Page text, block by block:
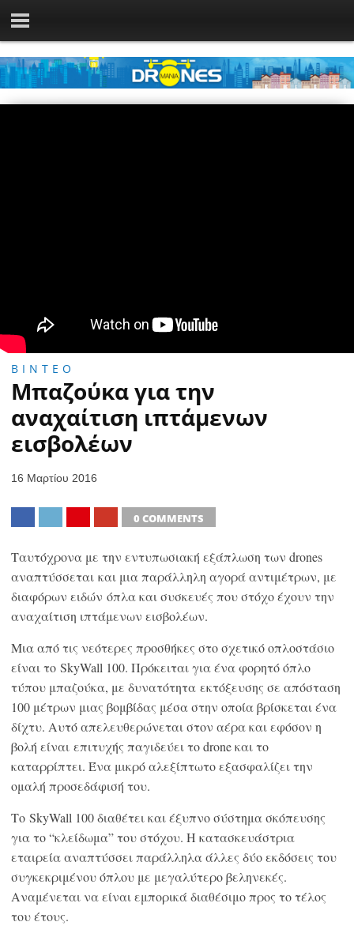
ΒΙΝΤΕΟ
Μπαζούκα για την
αναχαίτιση ιπτάμενων
εισβολέων
16 Μαρτίου 2016
0 COMMENTS
Ταυτόχρονα με την εντυπωσιακή εξάπλωση των drones
αναπτύσσεται και μια παράλληλη αγορά αντιμέτρων, με
διαφόρων ειδών όπλα και συσκευές που στόχο έχουν την
αναχαίτιση ιπτάμενων εισβολέων.
Μια από τις νεότερες προσθήκες στο σχετικό οπλοστάσιο
είναι το SkyWall 100. Πρόκειται για ένα φορητό όπλο
τύπου μπαζούκα, με δυνατότητα εκτόξευσης σε απόσταση
100 μέτρων μιας βομβίδας μέσα στην οποία βρίσκεται ένα
δίχτυ. Αυτό απελευθερώνεται στον αέρα και εφόσον η
βολή είναι επιτυχής παγιδεύει το drone και το
καταρρίπτει. Ένα μικρό αλεξίπτωτο εξασφαλίζει την
ομαλή προσεδάφισή του.
Το SkyWall 100 διαθέτει και έξυπνο σύστημα σκόπευσης
για το “κλείδωμα” του στόχου. Η κατασκευάστρια
εταιρεία αναπτύσσει παράλληλα άλλες δύο εκδόσεις του
συγκεκριμένου όπλου με μεγαλύτερο βεληνεκές.
Αναμένεται να είναι εμπορικά διαθέσιμο προς το τέλος
του έτους.